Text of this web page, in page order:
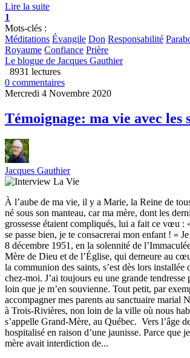
Lire la suite
1
Mots-clés :
Méditations Évangile Don Responsabilité
Royaume Confiance Prière
Le blogue de Jacques Gauthier
8931 lectures
0 commentaires
Mercredi 4 Novembre 2020
Témoignage: ma vie avec les
Jacques Gauthier
À l’aube de ma vie, il y a Marie, la Reine de
né sous son manteau, car ma mère, dont les
grossesse étaient compliqués, lui a fait ce vœu :
se passe bien, je te consacrerai mon enfant ! »
8 décembre 1951, en la solennité de
Mère de Dieu et de l’Église, qui demeure au
la communion des saints, s’est dès lors
chez-moi. J’ai toujours eu une grande tendresse
loin que je m’en souvienne. Tout petit, par
accompagner mes parents au sanctuaire marial
à Trois-Rivières, non loin de la ville où nous
s’appelle Grand-Mère, au Québec. Vers l’âge
hospitalisé en raison d’une jaunisse. Parce que
mère avait interdiction de...